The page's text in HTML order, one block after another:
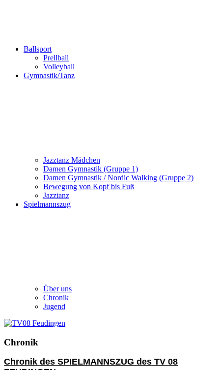
Ballsport
Prellball
Volleyball
Gymnastik/Tanz
Jazztanz Mädchen
Damen Gymnastik (Gruppe 1)
Damen Gymnastik / Nordic Walking (Gruppe 2)
Bewegung von Kopf bis Fuß
Jazztanz
Spielmannszug
Über uns
Chronik
Jugend
Chronik
Chronik des SPIELMANNSZUG des TV 08